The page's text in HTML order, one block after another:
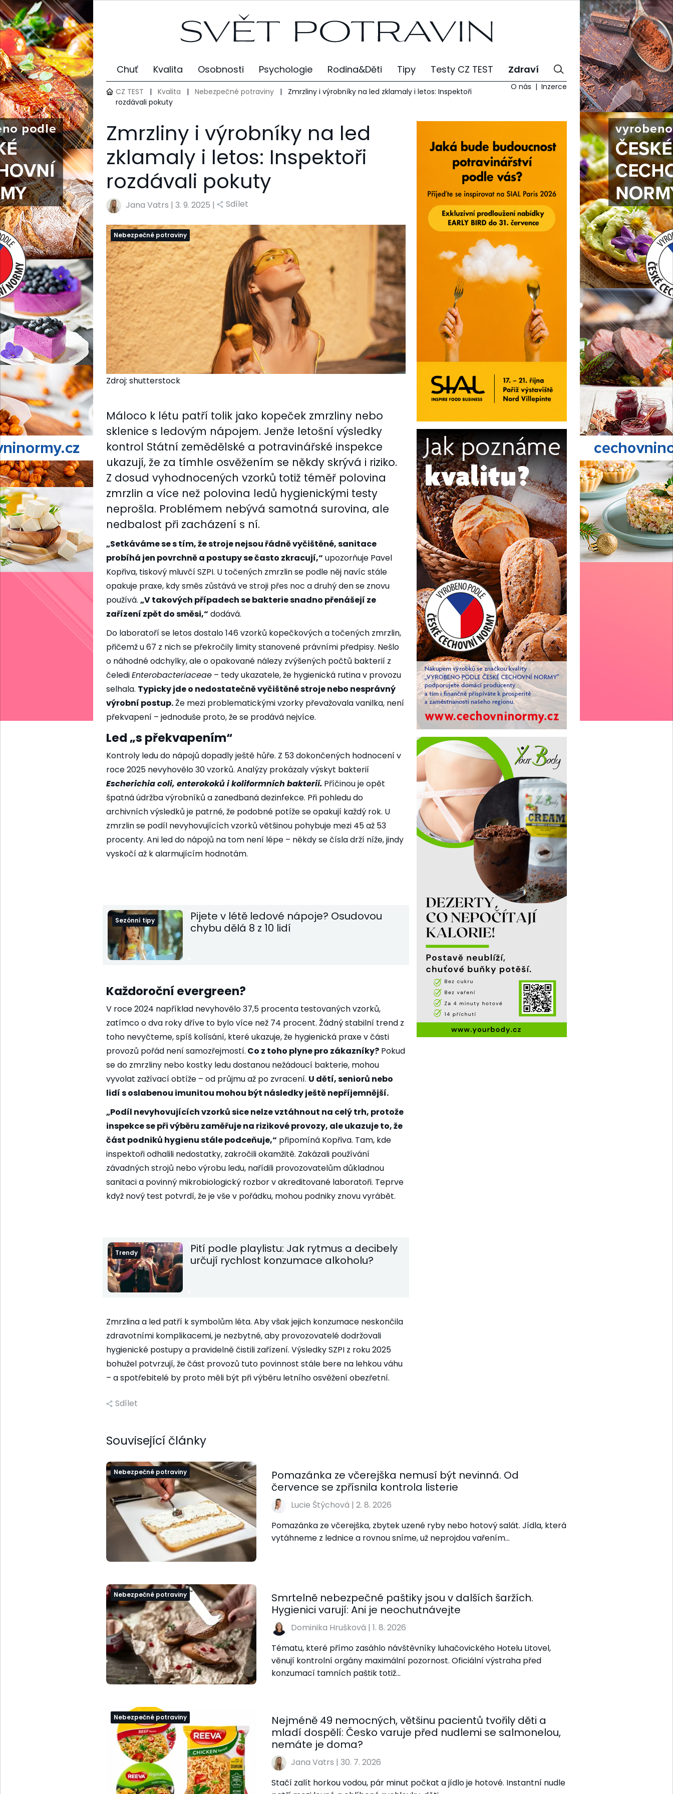
Chuť Kvalita Osobnosti Psychologie Rodina&Děti Tipy Testy CZ TEST Zdraví
CZ TEST | Kvalita | Nebezpečné potraviny |
Zmrzliny i výrobníky na led zklamaly i letos: Inspektoři
rozdávali pokuty
O nás Inzerce
Zmrzliny i výrobníky na led
zklamaly i letos: Inspektoři
rozdávali pokuty
Jana Vatrs | 3. 9. 2025 | Sdílet
Nebezpečné potraviny
Zdroj: shutterstock
Máloco k létu patří tolik jako kopeček zmrzliny nebo
sklenice s ledovým nápojem. Jenže letošní výsledky
kontrol Státní zemědělské a potravinářské inspekce
ukazují, že za tímhle osvěžením se někdy skrývá i riziko.
Z dosud vyhodnocených vzorků totiž téměř polovina
zmrzlin a více než polovina ledů hygienickými testy
neprošla. Problémem nebývá samotná surovina, ale
nedbalost při zacházení s ní.
„Setkáváme se s tím, že stroje nejsou řádně vyčištěné, sanitace
probíhá jen povrchně a postupy se často zkracují,“ upozorňuje Pavel
Kopřiva, tiskový mluvčí SZPI. U točených zmrzlin se podle něj navíc stále
opakuje praxe, kdy směs zůstává ve stroji přes noc a druhý den se znovu
používá. „V takových případech se bakterie snadno přenášejí ze
zařízení zpět do směsi,“ dodává.
Do laboratoří se letos dostalo 146 vzorků kopečkových a točených zmrzlin,
přičemž u 67 z nich se překročily limity stanovené právními předpisy. Nešlo
o náhodné odchylky, ale o opakované nálezy zvýšených počtů bakterií z
čelediEnterobacteriaceae – tedy ukazatele, že hygienická rutina v provozu
selhala. Typicky jde o nedostatečně vyčištěné stroje nebo nesprávný
výrobní postup.Že mezi problematickými vzorky převažovala vanilka, není
překvapení – jednoduše proto, že se prodává nejvíce.
Led „s překvapením“
Kontroly ledu do nápojů dopadly ještě hůře. Z 53 dokončených hodnocení v
roce 2025 nevyhovělo 30 vzorků. Analýzy prokázaly výskyt bakterií
Escherichia coli, enterokoků i koliformních bakterií. Příčinou je opět
špatná údržba výrobníků a zanedbaná dezinfekce. Při pohledu do
archivních výsledků je patrné, že podobné potíže se opakují každý rok. U
zmrzlin se podíl nevyhovujících vzorků většinou pohybuje mezi 45 až 53
procenty. Ani led do nápojů na tom není lépe – někdy se čísla drží níže, jindy
vyskočí až k alarmujícím hodnotám.
Sezónní tipy
Pijete v létě ledové nápoje? Osudovou
chybu dělá 8 z 10 lidí
Každoroční evergreen?
V roce 2024 například nevyhovělo 37,5 procenta testovaných vzorků,
zatímco o dva roky dříve to bylo více než 74 procent. Žádný stabilní trend z
toho nevyčteme, spíš kolísání, které ukazuje, že hygienická praxe v části
provozů pořád není samozřejmostí. Co z toho plyne pro zákazníky? Pokud
se do zmrzliny nebo kostky ledu dostanou nežádoucí bakterie, mohou
vyvolat zažívací obtíže – od průjmu až po zvracení. U dětí, seniorů nebo
lidí s oslabenou imunitou mohou být následky ještě nepříjemnější.
„Podíl nevyhovujících vzorků sice nelze vztáhnout na celý trh, protože
inspekce se při výběru zaměřuje na rizikové provozy, ale ukazuje to, že
část podniků hygienu stále podceňuje,“ připomíná Kopřiva. Tam, kde
inspektoři odhalili nedostatky, zakročili okamžitě. Zakázali používání
závadných strojů nebo výrobu ledu, nařídili provozovatelům důkladnou
sanitaci a povinný mikrobiologický rozbor v akreditované laboratoři. Teprve
když nový test potvrdí, že je vše v pořádku, mohou podniky znovu vyrábět.
Trendy
Pití podle playlistu: Jak rytmus a decibely
určují rychlost konzumace alkoholu?
Zmrzlina a led patří k symbolům léta. Aby však jejich konzumace neskončila
zdravotními komplikacemi, je nezbytné, aby provozovatelé dodržovali
hygienické postupy a pravidelně čistili zařízení. Výsledky SZPI z roku 2025
bohužel potvrzují, že část provozů tuto povinnost stále bere na lehkou váhu
– a spotřebitelé by proto měli být při výběru letního osvěžení obezřetní.
Sdílet
Související články
Nebezpečné potraviny
Pomazánka ze včerejška nemusí být nevinná. Od
července se zpřísnila kontrola listerie
Lucie Štýchová | 2. 8. 2026
Pomazánka ze včerejška, zbytek uzené ryby nebo hotový salát. Jídla, která
vytáhneme z lednice a rovnou sníme, už neprojdou vařením…
Nebezpečné potraviny
Smrtelně nebezpečné paštiky jsou v dalších šaržích.
Hygienici varují: Ani je neochutnávejte
Dominika Hrušková | 1. 8. 2026
Tématu, které přímo zasáhlo návštěvníky luhačovického Hotelu Litovel,
věnují kontrolní orgány maximální pozornost. Oficiální výstraha před
konzumací tamních paštik totiž…
Nebezpečné potraviny
Nejméně 49 nemocných, většinu pacientů tvořily děti a
mladí dospělí: Česko varuje před nudlemi se salmonelou,
nemáte je doma?
Jana Vatrs | 30. 7. 2026
Stačí zalít horkou vodou, pár minut počkat a jídlo je hotové. Instantní nudle